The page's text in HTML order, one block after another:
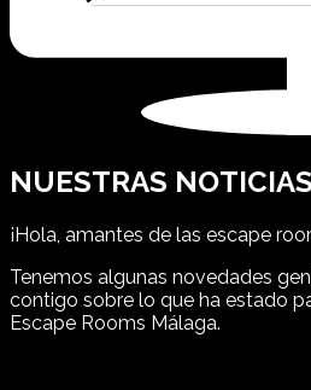
NUESTRAS NOTICIAS
¡Hola, amantes de las escape
Tenemos algunas novedades
contigo sobre lo que ha estado
Escape Rooms Málaga.